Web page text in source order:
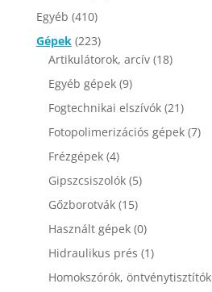
Egyéb (410)
Gépek (223)
Artikulátorok, arcív (18)
Egyéb gépek (9)
Fogtechnikai elszívók (21)
Fotopolimerizációs gépek (7)
Frézgépek (4)
Gipszcsiszolók (5)
Gőzborotvák (15)
Használt gépek (0)
Hidraulikus prés (1)
Homokszórók, öntvénytisztítók